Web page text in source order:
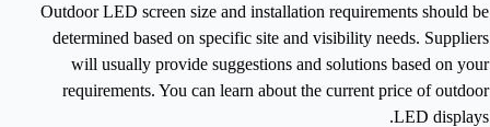
Outdoor LED screen size and installation requirements should be
determined based on specific site and visibility needs. Suppliers
will usually provide suggestions and solutions based on your
requirements. You can learn about the current price of outdoor
LED displays.